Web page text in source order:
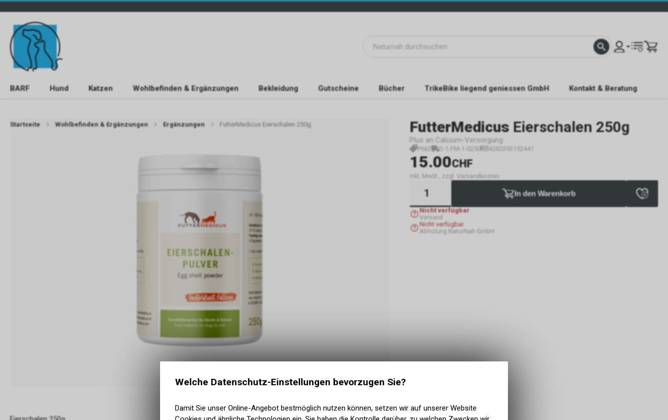
BARF Hund Katzen Wohlbefinden & Ergänzungen Bekleidung Gutscheine Bücher TrikeBike liegend geniessen GmbH Kontakt & Beratung
Startseite Wohlbefinden & Ergänzungen Ergänzungen FutterMedicus Eierschalen 250g FutterMedicus Eierschalen 250g
Plus an Calcium-Versorgung
P662 2-1-FM-1-0250 4260393152441
15.00CHF
inkl. MwSt., zzgl. Versandkosten
In den Warenkorb
Nicht verfügbar
Versand
Nicht verfügbar
Abholung NaturNah GmbH
Welche Datenschutz-Einstellungen bevorzugen Sie?
Damit Sie unser Online-Angebot bestmöglich nutzen können, setzen wir auf unserer Website